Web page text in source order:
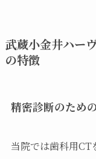
武蔵小金井ハー
の特徴
精密診断のため
当院では歯科用CT